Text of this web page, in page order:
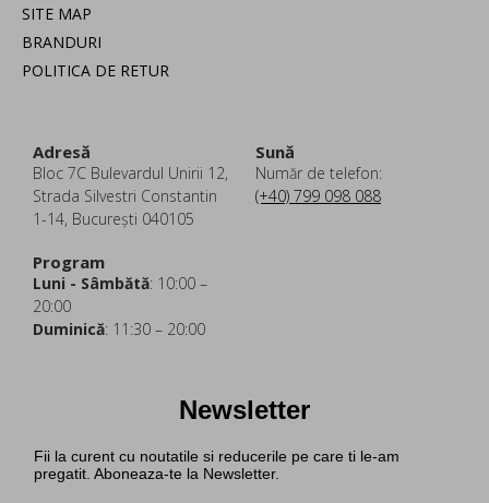
SITE MAP
BRANDURI
POLITICA DE RETUR
Adresă
Bloc 7C Bulevardul Unirii 12,
Strada Silvestri Constantin
1-14, București 040105
Sună
Număr de telefon:
(+40) 799 098 088
Program
Luni - Sâmbătă: 10:00 –
20:00
Duminică: 11:30 – 20:00
Newsletter
Fii la curent cu noutatile si reducerile pe care ti le-am
pregatit. Aboneaza-te la Newsletter.